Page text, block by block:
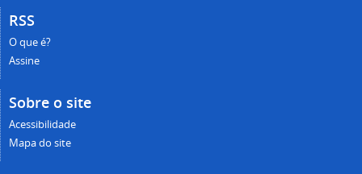
RSS
O que é?
Assine
Sobre o site
Acessibilidade
Mapa do site